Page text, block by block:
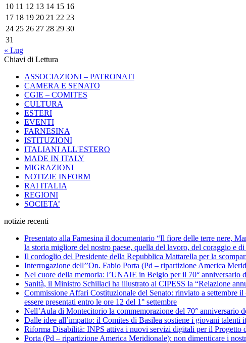
10 11 12 13 14 15 16
17 18 19 20 21 22 23
24 25 26 27 28 29 30
31
« Lug
Chiavi di Lettura
ASSOCIAZIONI – PATRONATI
CAMERA E SENATO
CGIE – COMITES
CULTURA
ESTERI
EVENTI
FARNESINA
ISTITUZIONI
ITALIANI ALL'ESTERO
MADE IN ITALY
MIGRAZIONI
NOTIZIE INFORM
RAI ITALIA
REGIONI
SOCIETA’
notizie recenti
Presentato alla Farnesina il documentario “Il fiore delle terre nere,
la storia migliore del nostro paese, quella del lavoro, del coraggio e
Il cordoglio del Presidente della Repubblica Mattarella per la
Interrogazione dell’’On. Fabio Porta (Pd – ripartizione America
Nel cuore della memoria: l’UNAIE in Belgio per il 70° anniversario
Sanità, il Ministro Schillaci ha illustrato al CIPESS la “Relazione
Commissione Affari Costituzionale del Senato: rinviato a settembre
essere presentati entro le ore 12 del 1° settembre
Nell’Aula di Montecitorio la commemorazione del 70° anniversario
Dalle idee all’impatto: il Comites di Basilea sostiene i giovani talenti
Riforma Disabilità: INPS attiva i nuovi servizi digitali per il Progetto
Porta (Pd – ripartizione America Meridionale): non dimenticare i